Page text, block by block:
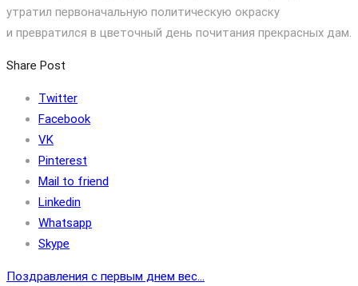
утратил первоначальную политическую окраску
и превратился в цветочный день почитания прекрасных дам.
Share Post
Twitter
Facebook
VK
Pinterest
Mail to friend
Linkedin
Whatsapp
Skype
Поздравления с первым днем вес...